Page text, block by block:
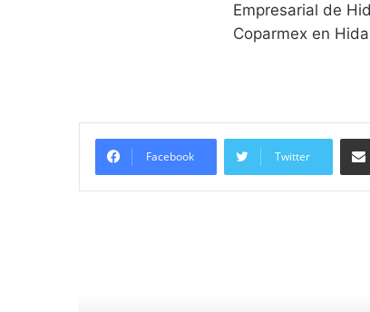
Empresarial de
Coparmex en
Facebook Twitter